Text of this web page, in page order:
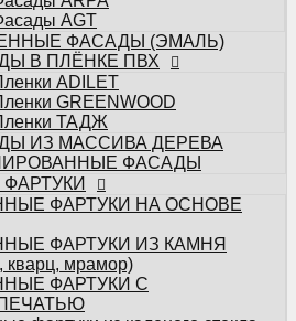
ФАРТУКИ С
фартуки из каленого стекла
мойки
смесители
поверхности
шкафы
машины
машины
и морозильные камеры
винные
AGT
ФАСАДЫ (ЭМАЛЬ)
В ПЛЁНКЕ ПВХ
ADILET
GREENWOOD
ТАДЖ
ИЗ МАССИВА ДЕРЕВА
ФАСАДЫ
ФАРТУКИ НА ОСНОВЕ
ФАРТУКИ ИЗ КАМНЯ
кварц, мрамор)
ФАРТУКИ С